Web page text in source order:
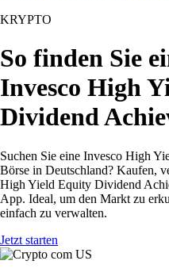
KRYPTO
So finden Sie
Invesco High
Dividend
Suchen Sie eine Invesco High
Börse in Deutschland? Kaufen,
High Yield Equity Dividend
App. Ideal, um den Markt zu
einfach zu verwalten.
Jetzt starten